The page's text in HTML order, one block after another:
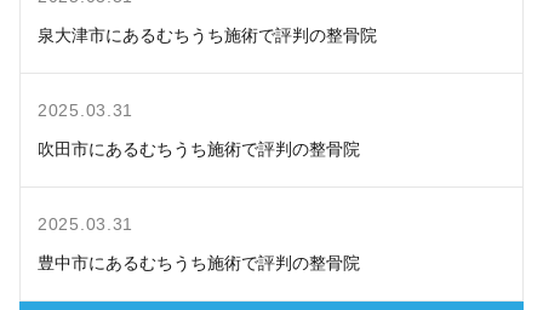
泉大津市にあるむちうち施術で評判の整骨院
2025.03.31
吹田市にあるむちうち施術で評判の整骨院
2025.03.31
豊中市にあるむちうち施術で評判の整骨院